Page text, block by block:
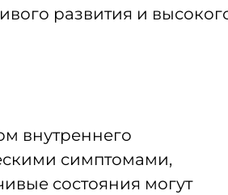
развития и
внутреннего
симптомами,
состояния могут